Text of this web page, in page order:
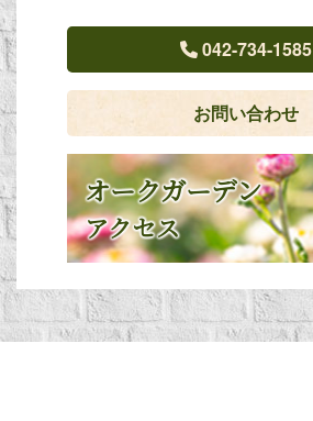
042-734-1585
お問い合わせ
オークガーデン
アクセス